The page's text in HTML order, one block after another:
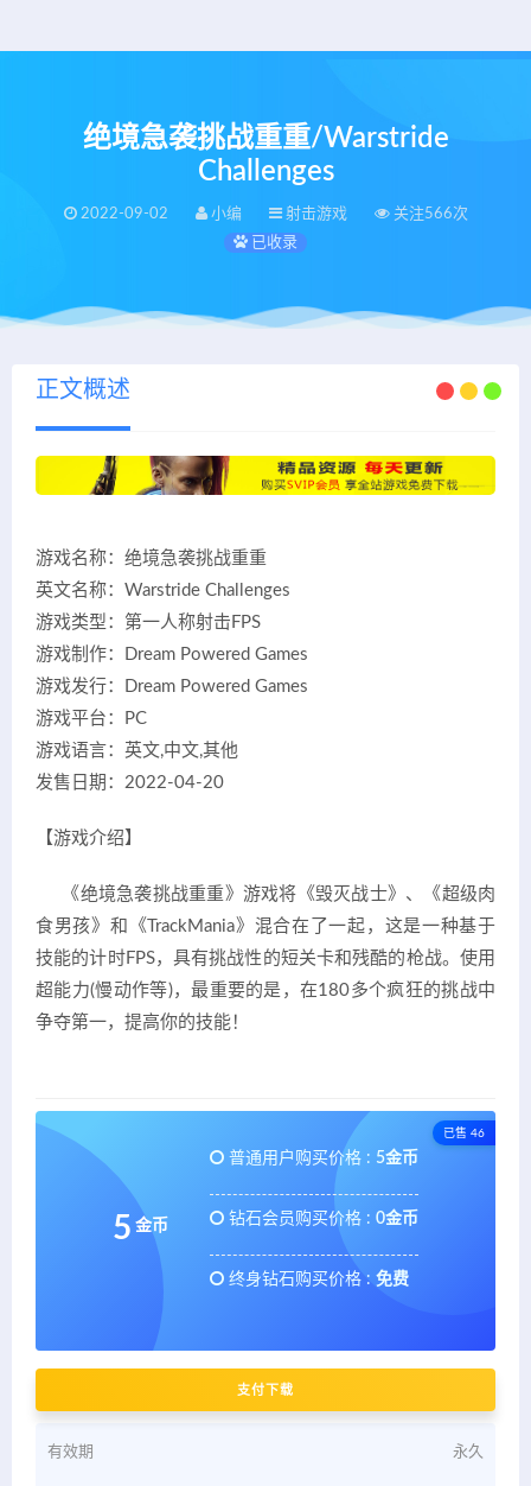
绝境急袭挑战重重/Warstride
Challenges
2022-09-02 小编 射击游戏
关注566次
已收录
正文概述
游戏名称：绝境急袭挑战重重
英文名称：Warstride Challenges
游戏类型：第一人称射击FPS
游戏制作：Dream Powered Games
游戏发行：Dream Powered Games
游戏平台：PC
游戏语言：英文,中文,其他
发售日期：2022-04-20
【游戏介绍】
《绝境急袭挑战重重》游戏将《毁灭战士》、《超级肉
食男孩》和《TrackMania》混合在了一起，这是一种基于
技能的计时FPS，具有挑战性的短关卡和残酷的枪战。使用
超能力(慢动作等)，最重要的是，在180多个疯狂的挑战中
争夺第一，提高你的技能！
已售 46
5 金币
普通用户购买价格 : 5金币
钻石会员购买价格 : 0金币
终身钻石购买价格 : 免费
支付下载
有效期 永久